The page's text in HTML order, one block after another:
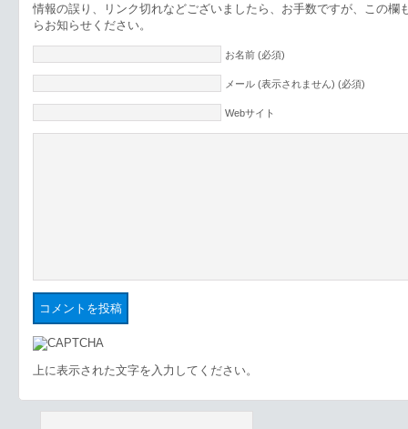
情報の誤り、リンク切れなどございましたら、お手数ですが、この欄
らお知らせください。
お名前 (必須)
メール (表示されません) (必須)
Webサイト
上に表示された文字を入力してください。